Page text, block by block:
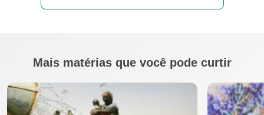
Mais matérias que você pode curtir